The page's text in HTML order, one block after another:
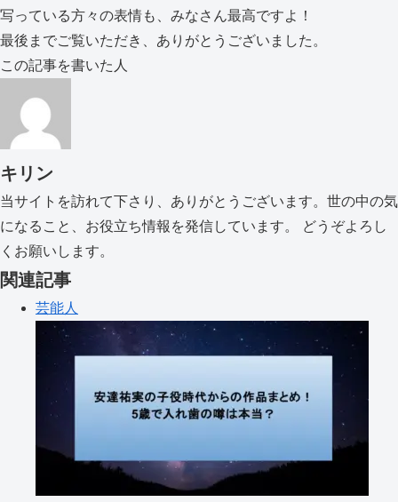
写っている方々の表情も、みなさん最高ですよ！
最後までご覧いただき、ありがとうございました。
この記事を書いた人
キリン
当サイトを訪れて下さり、ありがとうございます。世の中の気
になること、お役立ち情報を発信しています。 どうぞよろし
くお願いします。
関連記事
芸能人